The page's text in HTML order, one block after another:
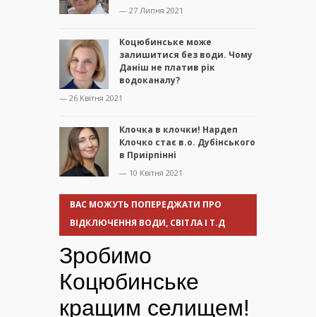
— 27 Липня 2021
Коцюбинське може
залишитися без води. Чому
Даніш не платив рік
водоканалу?
— 26 Квітня 2021
Клочка в клочки! Нардеп
Клочко стає в.о. Дубінського
в Приірпінні
— 10 Квітня 2021
ВАС МОЖУТЬ ПОПЕРЕДЖАТИ ПРО
ВІДКЛЮЧЕННЯ ВОДИ, СВІТЛА І Т.Д